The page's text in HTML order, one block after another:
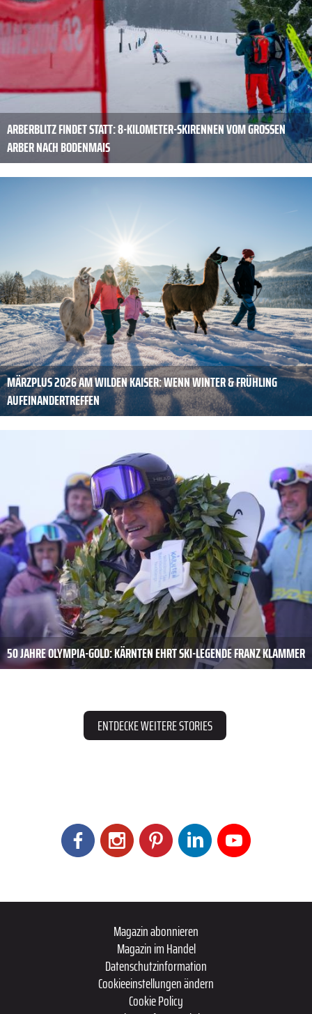
ARBERBLITZ FINDET STATT: 8-KILOMETER-SKIRENNEN VOM GROSSEN A
RBER NACH BODENMAIS
MÄRZPLUS 2026 AM WILDEN KAISER: WENN WINTER & FRÜHLING
AUFEINANDERTREFFEN
50 JAHRE OLYMPIA-GOLD: KÄRNTEN EHRT SKI-LEGENDE FRANZ KLAMMER
ENTDECKE WEITERE STORIES
Magazin abonnieren
Magazin im Handel
Datenschutzinformation
Cookieeinstellungen ändern
Cookie Policy